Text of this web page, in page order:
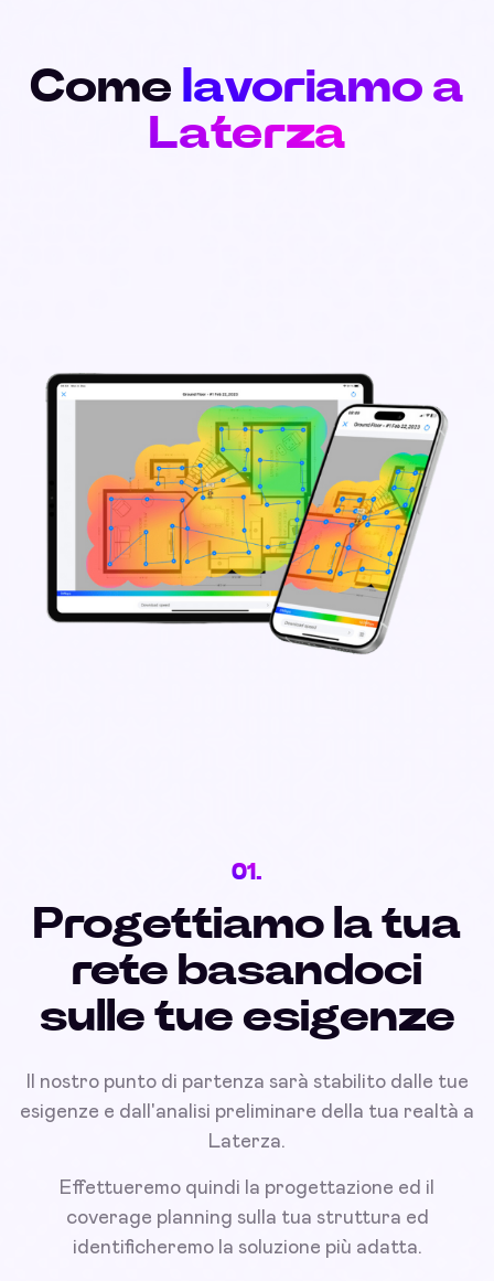
Come lavoriamo a
Laterza
01.
Progettiamo la tua
rete basandoci
sulle tue esigenze
Il nostro punto di partenza sarà stabilito dalle tue
esigenze e dall'analisi preliminare della tua realtà a
Laterza.
Effettueremo quindi la progettazione ed il
coverage planning sulla tua struttura ed
identificheremo la soluzione più adatta.